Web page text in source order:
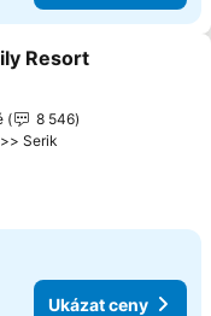
seznam oblíbených
Resort
8 546
Serik
Ukázat ceny